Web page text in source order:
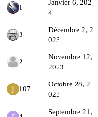
1
Janvier 6, 202
4
3
Décembre 2, 2
023
2
Novembre 12,
2023
107
Octobre 28, 2
023
Septembre 21,